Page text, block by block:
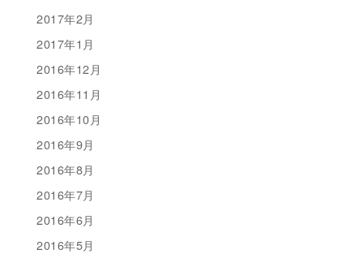
2017年2月
2017年1月
2016年12月
2016年11月
2016年10月
2016年9月
2016年8月
2016年7月
2016年6月
2016年5月